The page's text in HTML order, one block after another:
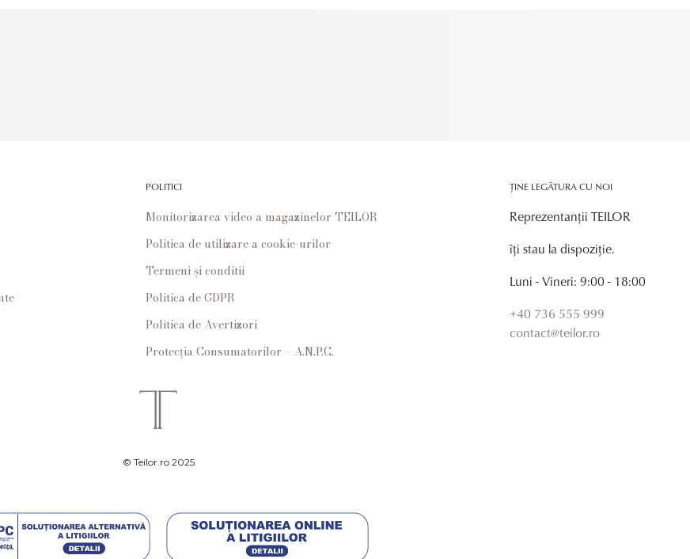
POLITICI
Monitorizarea video a magazinelor TEILOR
Politica de utilizare a cookie-urilor
Termeni și conditii
Politica de GDPR
Politica de Avertizori
Protecția Consumatorilor – A.N.P.C.
ȚINE LEGĂTURA CU NOI
Reprezentanții TEILOR
îți stau la dispoziție.
Luni - Vineri: 9:00 - 18:00
+40 736 555 999
contact@teilor.ro
© Teilor.ro 2025